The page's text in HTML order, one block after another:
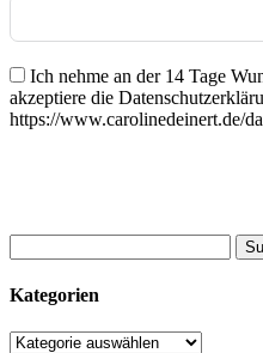
Ich nehme an der 14 Tage Wunschfirgur Challenge teil und
akzeptiere die
https://www.carolinedeinert.de/
nach:
Kategorien
Kategorien